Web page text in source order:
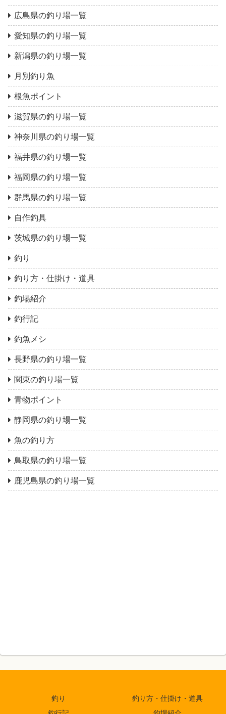
広島県の釣り場一覧
愛知県の釣り場一覧
新潟県の釣り場一覧
月別釣り魚
根魚ポイント
滋賀県の釣り場一覧
神奈川県の釣り場一覧
福井県の釣り場一覧
福岡県の釣り場一覧
群馬県の釣り場一覧
自作釣具
茨城県の釣り場一覧
釣り
釣り方・仕掛け・道具
釣場紹介
釣行記
釣魚メシ
長野県の釣り場一覧
関東の釣り場一覧
青物ポイント
静岡県の釣り場一覧
魚の釣り方
鳥取県の釣り場一覧
鹿児島県の釣り場一覧
釣り
釣り方・仕掛け・道具